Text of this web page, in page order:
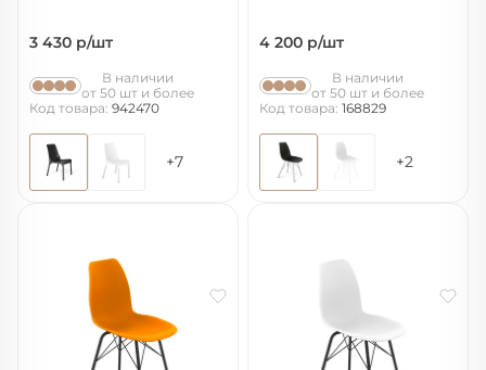
3 430 р/шт
В наличии
от 50 шт и более
Код товара: 942470
+7
4 200 р/шт
В наличии
от 50 шт и более
Код товара: 168829
+2